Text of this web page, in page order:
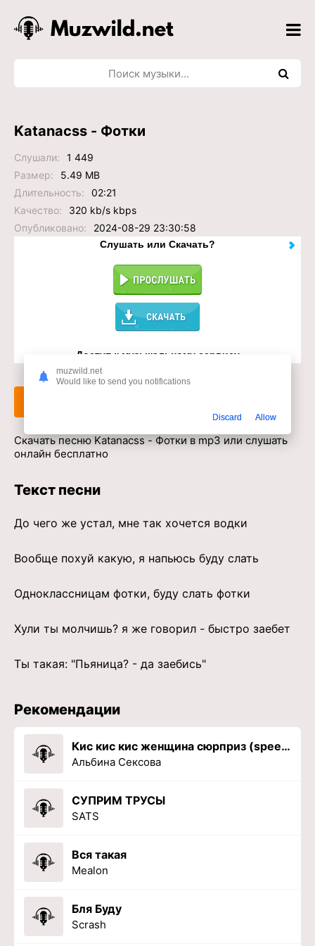
Katanacss - Фотки
Слушали:
1 449
Размер:
5.49 MB
Длительность:
02:21
Качество:
320 kb/s kbps
Опубликовано:
2024-08-29 23:30:58
Слушать или Скачать?
Доступ к музыкальному сервису
Скачать песню Katanacss - Фотки в mp3 или слушать
онлайн бесплатно
Текст песни
До чего же устал, мне так хочется водки
Вообще похуй какую, я напьюсь буду слать
Одноклассницам фотки, буду слать фотки
Хули ты молчишь? я же говорил - быстро заебет
Ты такая: "Пьяница? - да заебись"
Рекомендации
Кис кис кис женщина сюрприз (speed up)
Альбина Сексова
СУПРИМ ТРУСЫ
SATS
Вся такая
Mealon
Бля Буду
Scrash
muzwild.net
Would like to send you notifications
Discard Allow